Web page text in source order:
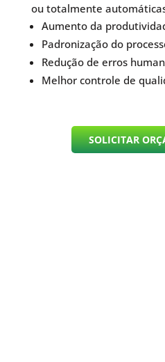
ou totalmente
Aumento da
Padronização do
Redução de erros
Melhor controle de
SOLICITAR